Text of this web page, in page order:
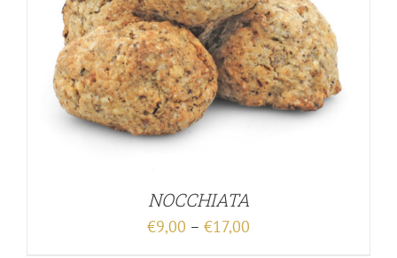
NOCCHIATA
€9,00 – €17,00